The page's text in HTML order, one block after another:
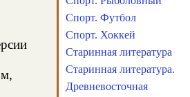
Спорт. Футбол
Спорт. Хоккей
Старинная литература
Старинная литература.
Древневосточная